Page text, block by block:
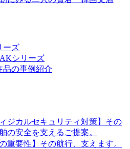
ジカルセキュリティ対策】その
の安全を支えるご提案。
重要性】その航行、支えます。